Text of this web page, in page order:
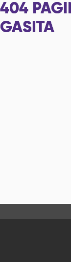
404
GASITA